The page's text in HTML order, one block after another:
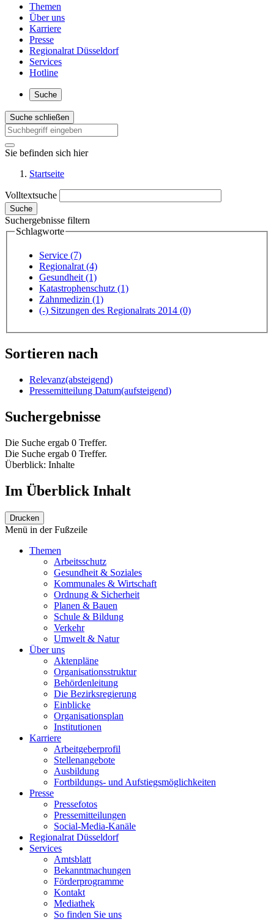
Themen
Über uns
Karriere
Presse
Regionalrat Düsseldorf
Services
Hotline
Suche
Suche schließen
Sie befinden sich hier
Startseite
Volltextsuche
Suche
Suchergebnisse filtern
Schlagworte
Service (7)
Regionalrat (4)
Gesundheit (1)
Katastrophenschutz (1)
Zahnmedizin (1)
(-) Sitzungen des Regionalrats 2014 (0)
Sortieren nach
Relevanz(absteigend)
Pressemitteilung Datum(aufsteigend)
Suchergebnisse
Die Suche ergab 0 Treffer.
Die Suche ergab 0 Treffer.
Überblick: Inhalte
Im Überblick Inhalt
Drucken
Menü in der Fußzeile
Themen
Arbeitsschutz
Gesundheit & Soziales
Kommunales & Wirtschaft
Ordnung & Sicherheit
Planen & Bauen
Schule & Bildung
Verkehr
Umwelt & Natur
Über uns
Aktenpläne
Organisationsstruktur
Behördenleitung
Die Bezirksregierung
Einblicke
Organisationsplan
Institutionen
Karriere
Arbeitgeberprofil
Stellenangebote
Ausbildung
Fortbildungs- und Aufstiegsmöglichkeiten
Presse
Pressefotos
Pressemitteilungen
Social-Media-Kanäle
Regionalrat Düsseldorf
Services
Amtsblatt
Bekanntmachungen
Förderprogramme
Kontakt
Mediathek
So finden Sie uns